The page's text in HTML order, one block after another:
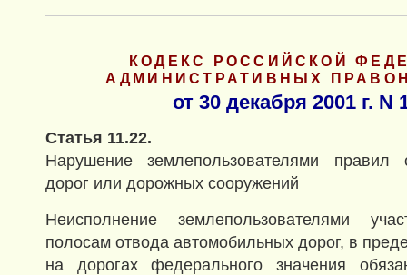
КОДЕКС РОССИЙСКОЙ
АДМИНИСТРАТИВНЫХ
от 30 декабря 2001 г. N
Статья 11.22.
Нарушение землепользователями правил
дорог или дорожных сооружений
Неисполнение землепользователями
полосам отвода автомобильных дорог, в
на дорогах федерального значения